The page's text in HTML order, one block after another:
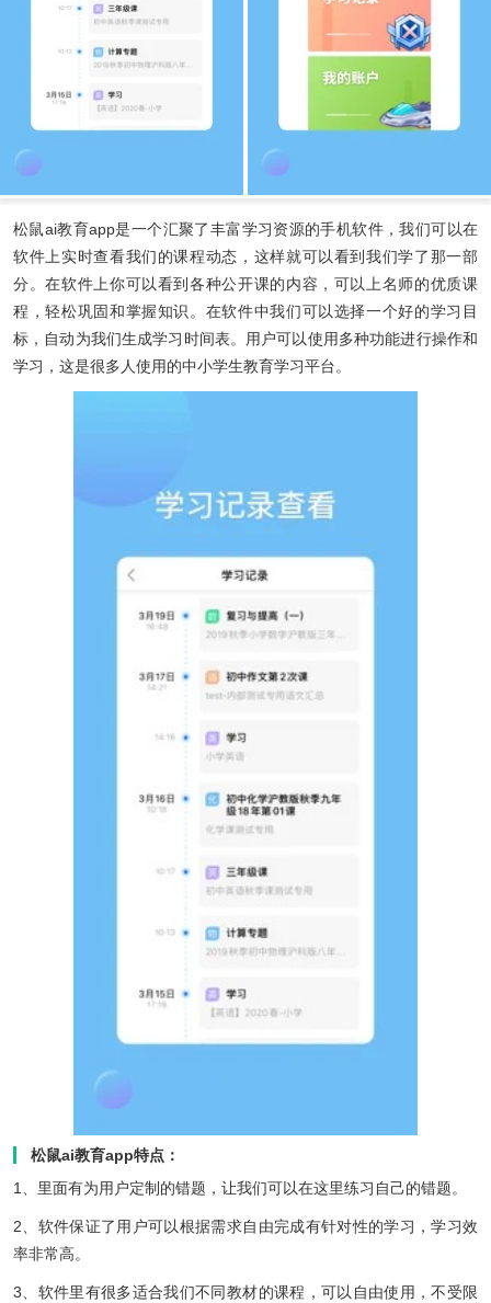
松鼠ai教育app是一个汇聚了丰富学习资源的手机软件，我们可以在
软件上实时查看我们的课程动态，这样就可以看到我们学了那一部
分。在软件上你可以看到各种公开课的内容，可以上名师的优质课
程，轻松巩固和掌握知识。在软件中我们可以选择一个好的学习目
标，自动为我们生成学习时间表。用户可以使用多种功能进行操作和
学习，这是很多人使用的中小学生教育学习平台。
松鼠ai教育app特点：
1、里面有为用户定制的错题，让我们可以在这里练习自己的错题。
2、软件保证了用户可以根据需求自由完成有针对性的学习，学习效
率非常高。
3、软件里有很多适合我们不同教材的课程，可以自由使用，不受限